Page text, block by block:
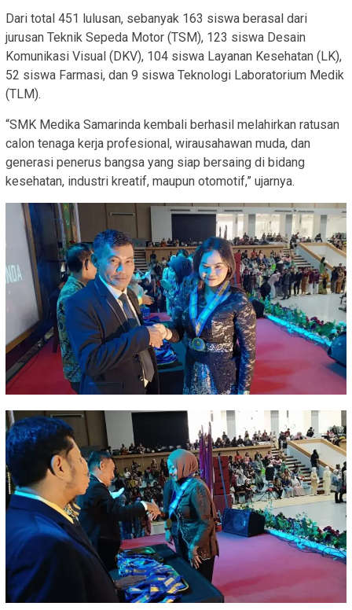
Dari total 451 lulusan, sebanyak 163 siswa berasal dari
jurusan Teknik Sepeda Motor (TSM), 123 siswa Desain
Komunikasi Visual (DKV), 104 siswa Layanan Kesehatan (LK),
52 siswa Farmasi, dan 9 siswa Teknologi Laboratorium Medik
(TLM).
“SMK Medika Samarinda kembali berhasil melahirkan ratusan
calon tenaga kerja profesional, wirausahawan muda, dan
generasi penerus bangsa yang siap bersaing di bidang
kesehatan, industri kreatif, maupun otomotif,” ujarnya.